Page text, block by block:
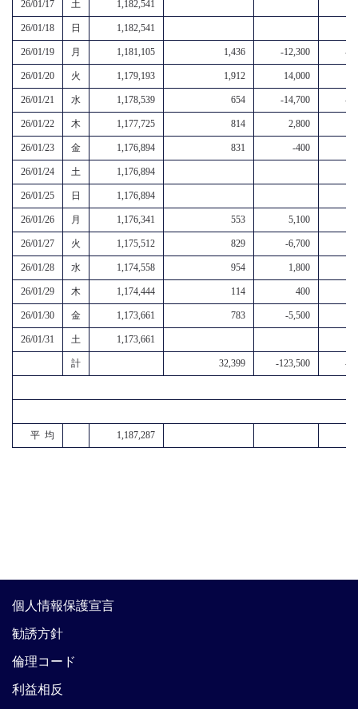
26/01/17 土 1,182,541
26/01/18 日 1,182,541
26/01/19 月 1,181,105 1,436 -12,300 -
26/01/20 火 1,179,193 1,912 14,000
26/01/21 水 1,178,539 654 -14,700 -
26/01/22 木 1,177,725 814 2,800
26/01/23 金 1,176,894 831 -400
26/01/24 土 1,176,894
26/01/25 日 1,176,894
26/01/26 月 1,176,341 553 5,100
26/01/27 火 1,175,512 829 -6,700
26/01/28 水 1,174,558 954 1,800
26/01/29 木 1,174,444 114 400
26/01/30 金 1,173,661 783 -5,500
26/01/31 土 1,173,661
計 32,399 -123,500 -
平 均 1,187,287
個人情報保護宣言
勧誘方針
倫理コード
利益相反